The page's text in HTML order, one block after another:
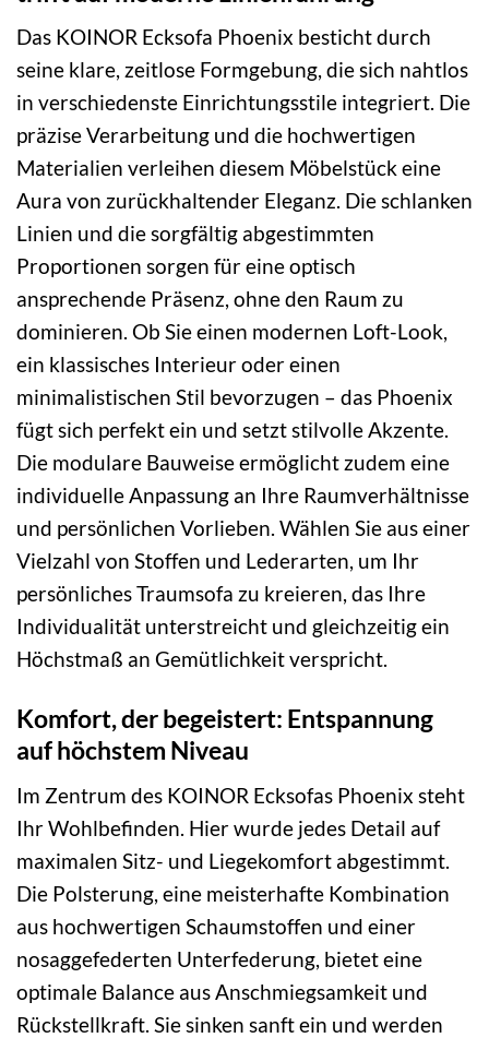
Das KOINOR Ecksofa Phoenix besticht durch
seine klare, zeitlose Formgebung, die sich nahtlos
in verschiedenste Einrichtungsstile integriert. Die
präzise Verarbeitung und die hochwertigen
Materialien verleihen diesem Möbelstück eine
Aura von zurückhaltender Eleganz. Die schlanken
Linien und die sorgfältig abgestimmten
Proportionen sorgen für eine optisch
ansprechende Präsenz, ohne den Raum zu
dominieren. Ob Sie einen modernen Loft-Look,
ein klassisches Interieur oder einen
minimalistischen Stil bevorzugen – das Phoenix
fügt sich perfekt ein und setzt stilvolle Akzente.
Die modulare Bauweise ermöglicht zudem eine
individuelle Anpassung an Ihre Raumverhältnisse
und persönlichen Vorlieben. Wählen Sie aus einer
Vielzahl von Stoffen und Lederarten, um Ihr
persönliches Traumsofa zu kreieren, das Ihre
Individualität unterstreicht und gleichzeitig ein
Höchstmaß an Gemütlichkeit verspricht.
Komfort, der begeistert: Entspannung
auf höchstem Niveau
Im Zentrum des KOINOR Ecksofas Phoenix steht
Ihr Wohlbefinden. Hier wurde jedes Detail auf
maximalen Sitz- und Liegekomfort abgestimmt.
Die Polsterung, eine meisterhafte Kombination
aus hochwertigen Schaumstoffen und einer
nosaggefederten Unterfederung, bietet eine
optimale Balance aus Anschmiegsamkeit und
Rückstellkraft. Sie sinken sanft ein und werden